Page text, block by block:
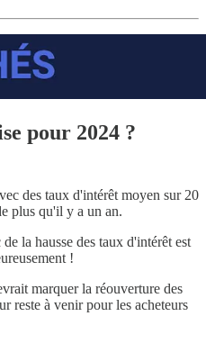
pour 2024 ?
des taux d'intérêt moyen sur 20
plus qu'il y a un an.
la hausse des taux d'intérêt est
!
marquer la réouverture des
reste à venir pour les acheteurs